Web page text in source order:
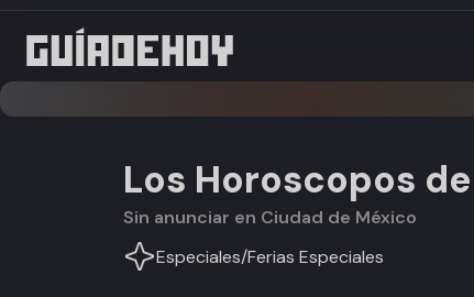
Los Horoscopos
Sin anunciar en Ciudad de México
Especiales/Ferias Especiales